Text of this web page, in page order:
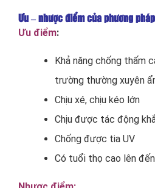
Ưu – nhược điểm của phương
Ưu điểm:
Khả năng chống thấm
trường thường xuyên
Chịu xé, chịu kéo lớn
Chịu được tác động
Chống được tia UV
Có tuổi thọ cao lên